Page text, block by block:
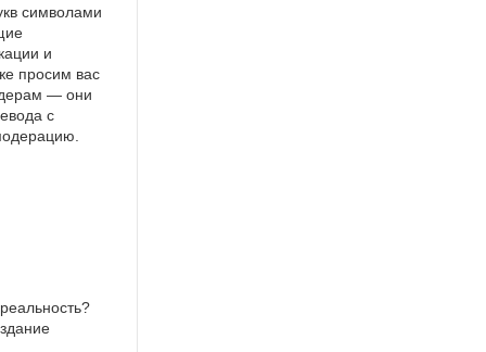
символами
и
просим вас
— они
с